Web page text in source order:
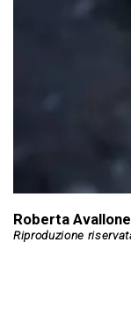
Roberta Avallone